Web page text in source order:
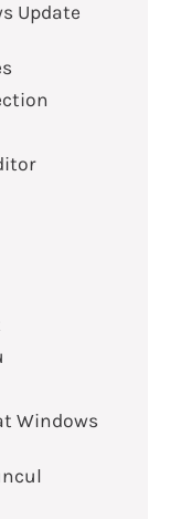
Update
Windows